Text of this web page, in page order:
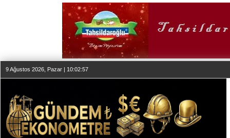
9 Ağustos 2026, Pazar | 10:02:57